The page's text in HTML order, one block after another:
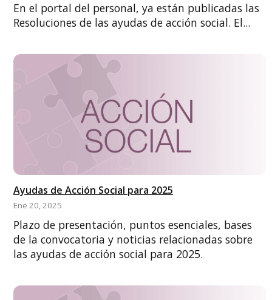
En el portal del personal, ya están publicadas las
Resoluciones de las ayudas de acción social. El...
Ayudas de Acción Social para 2025
Ene 20, 2025
Plazo de presentación, puntos esenciales, bases
de la convocatoria y noticias relacionadas sobre
las ayudas de acción social para 2025.